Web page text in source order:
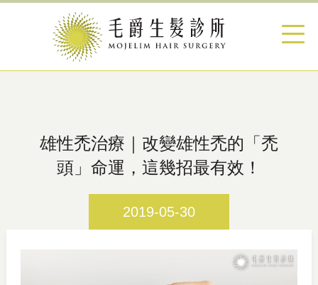
雄性禿治療｜改變雄性禿的「禿
頭」命運，這幾招最有效！
2019-05-30